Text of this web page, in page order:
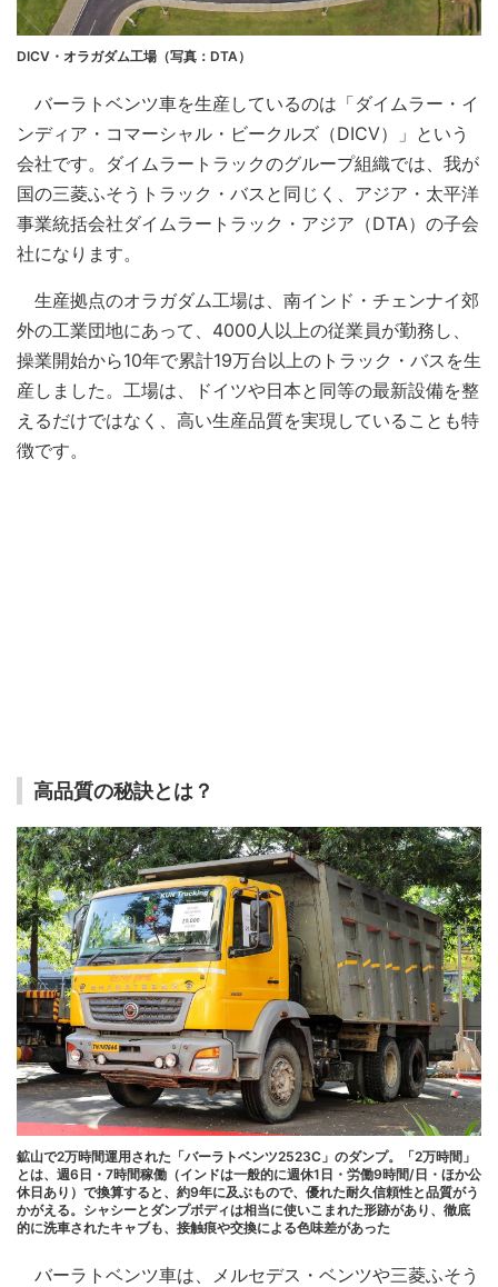
DICV・オラガダム工場（写真：DTA）
バーラトベンツ車を生産しているのは「ダイムラー・イ
ンディア・コマーシャル・ビークルズ（DICV）」という
会社です。ダイムラートラックのグループ組織では、我が
国の三菱ふそうトラック・バスと同じく、アジア・太平洋
事業統括会社ダイムラートラック・アジア（DTA）の子会
社になります。
生産拠点のオラガダム工場は、南インド・チェンナイ郊
外の工業団地にあって、4000人以上の従業員が勤務し、
操業開始から10年で累計19万台以上のトラック・バスを生
産しました。工場は、ドイツや日本と同等の最新設備を整
えるだけではなく、高い生産品質を実現していることも特
徴です。
高品質の秘訣とは？
鉱山で2万時間運用された「バーラトベンツ2523C」のダンプ。「2万時間」
とは、週6日・7時間稼働（インドは一般的に週休1日・労働9時間/日・ほか公
休日あり）で換算すると、約9年に及ぶもので、優れた耐久信頼性と品質がう
かがえる。シャシーとダンプボディは相当に使いこまれた形跡があり、徹底
的に洗車されたキャブも、接触痕や交換による色味差があった
バーラトベンツ車は、メルセデス・ベンツや三菱ふそう